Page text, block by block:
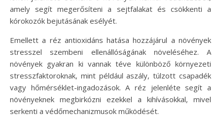
amely segít megerősíteni a sejtfalakat és csökkenti a
kórokozók bejutásának esélyét.
Emellett a réz antioxidáns hatása hozzájárul a növények
stresszel szembeni ellenállóságának növeléséhez. A
növények gyakran ki vannak téve különböző környezeti
stresszfaktoroknak, mint például aszály, túlzott csapadék
vagy hőmérséklet-ingadozások. A réz jelenléte segít a
növényeknek megbirkózni ezekkel a kihívásokkal, mivel
serkenti a védőmechanizmusok működését.